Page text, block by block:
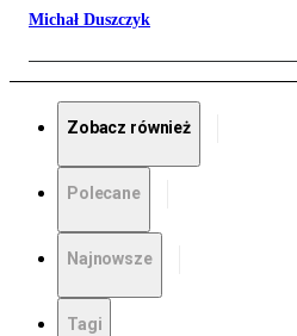
Michał Duszczyk
Zobacz również
Polecane
Najnowsze
Tagi